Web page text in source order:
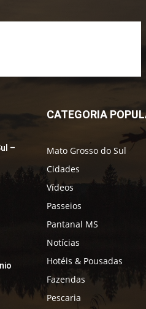
–
CATEGORIA
Mato Grosso do Sul
Cidades
Vídeos
Passeios
Pantanal MS
Notícias
Hotéis & Pousadas
Fazendas
Pescaria